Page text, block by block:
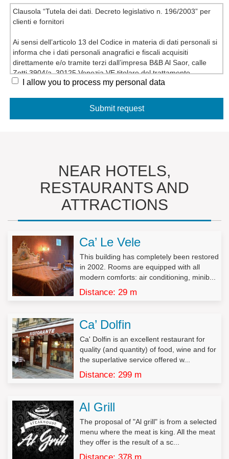
Clausola “Tutela dei dati. Decreto legislativo n. 196/2003” per
clienti e fornitori
Ai sensi dell’articolo 13 del Codice in materia di dati personali si
informa che i dati personali anagrafici e fiscali acquisiti
direttamente e/o tramite terzi dall’impresa B&B Al Saor, calle
Zotti 3904/a, 30125 Venezia VE titolare del trattamento,
vengono trattati in forma cartacea, informatica, telematica per
efficace gestione dei rapporti commerciali.
Gli indirizzi di posta elettronica forniti potranno essere utilizzati
Il mancato conferimento dei dati, ove non obbligatorio, verrà
valutato di volta in volta dall’azienda titolare del trattamento e
determinerà le conseguenti decisioni rapportate all’importanza
dei dati richiesti rispetto alla gestione del rapporto commerciale.
I dati potranno essere conosciuti solo dal nostro personale
L’interessato potrà esercitare tutti i diritti di cui all’art. 7 del DL
196/2003 (tra cui i diritti di accesso, rettifica, aggiornamento, di
opposizione al trattamento e di cancellazione).
Decreto Legislativo n.196/2003, Art. 7 – Diritto di accesso ai dati
personali ed altri diritti
1. L’interessato ha diritto di ottenere la conferma dell’esistenza
o meno di dati personali che lo riguardano, anche se non
ancora registrati, e la loro comunicazione in forma intelligibile.
2. L’interessato ha diritto di ottenere l’indicazione:
a) dell’origine dei dati personali;
b) delle finalità e modalità del trattamento;
l’ausilio di strumenti elettronici;
d) degli estremi identificativi del titolare, dei responsabili e del
rappresentante designato ai sensi dell’articolo 5, comma 2;
e) dei soggetti o delle categorie di soggetti ai quali i dati
personali possono essere comunicati o che possono venirne a
conoscenza in qualità di rappresentante designato nel territorio
I allow you to process my personal data
NEAR HOTELS,
RESTAURANTS AND
ATTRACTIONS
Ca’ Le Vele
This building has completely been restored
in 2002. Rooms are equipped with all
modern comforts: air conditioning, minib...
Distance: 29 m
Ca’ Dolfin
Ca' Dolfin is an excellent restaurant for
quality (and quantity) of food, wine and for
the superlative service offered w...
Distance: 299 m
Al Grill
The proposal of "Al grill" is from a selected
menu where the meat is king. All the meat
they offer is the result of a sc...